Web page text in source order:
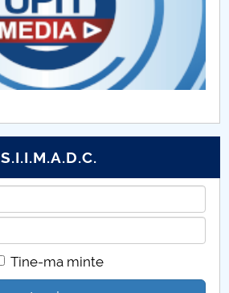
S.I.I.M.A.D.C.
Tine-ma minte